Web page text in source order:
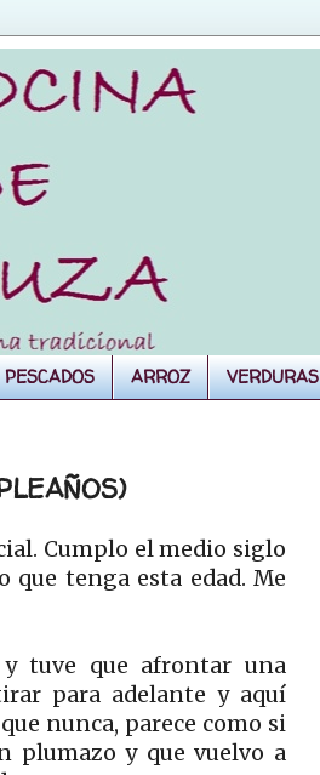
PESCADOS ARROZ VERDURAS
Cumplo el medio siglo
que tenga esta edad. Me
tuve que afrontar una
para adelante y aquí
nunca, parece como si
plumazo y que vuelvo a